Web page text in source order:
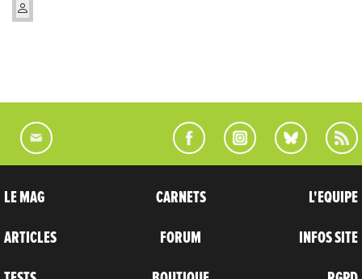
LE MAG
ARTICLES
CARNETS
FORUM
L'EQUIPE
INFOS SITE